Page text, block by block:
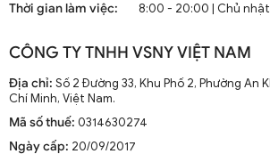
Thời gian làm việc:
8:00 - 20:00 | Chủ
CÔNG TY TNHH VSNY VIỆT NAM
Địa chỉ: Số 2 Đường 33, Khu Phố 2, Phường An
Chí Minh, Việt Nam.
Mã số thuế: 0314630274
Ngày cấp: 20/09/2017